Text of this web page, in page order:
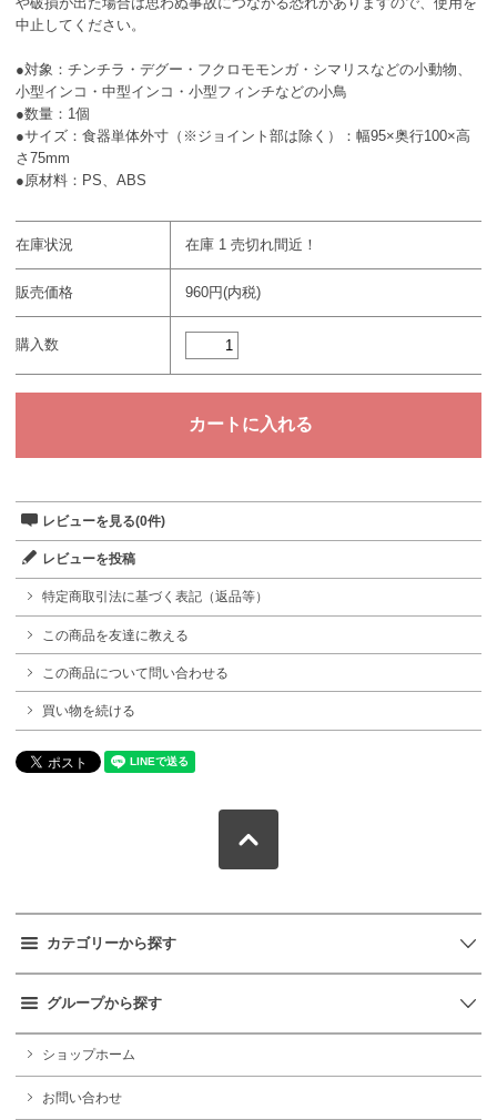
中止してください。
●対象：チンチラ・デグー・フクロモモンガ・シマリスなどの小動物、
小型インコ・中型インコ・小型フィンチなどの小鳥
●数量：1個
●サイズ：食器単体外寸（※ジョイント部は除く）：幅95×奥行100×高
さ75mm
●原材料：PS、ABS
在庫状況 在庫 1 売切れ間近！
販売価格 960円(内税)
購入数
レビューを見る(0件)
レビューを投稿
特定商取引法に基づく表記（返品等）
この商品を友達に教える
この商品について問い合わせる
買い物を続ける
カテゴリーから探す
グループから探す
ショップホーム
お問い合わせ